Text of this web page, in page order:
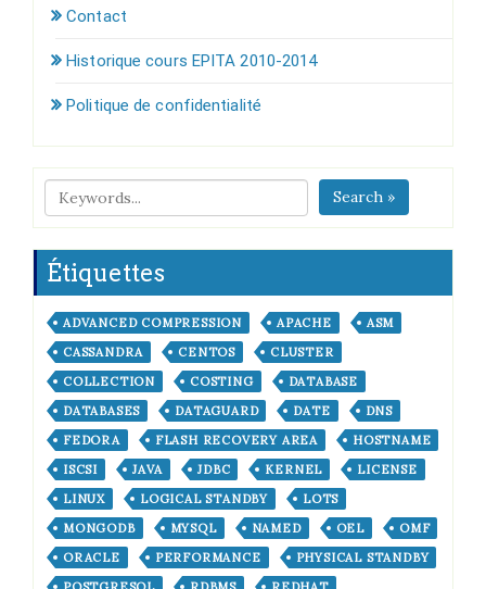
Contact
Historique cours EPITA 2010-2014
Politique de confidentialité
Search »
Étiquettes
ADVANCED COMPRESSION APACHE
ASM
CASSANDRA
CENTOS
CLUSTER
COLLECTION
COSTING
DATABASE
DATABASES
DATAGUARD DATE
DNS
FEDORA
FLASH RECOVERY AREA
HOSTNAME
ISCSI
JAVA JDBC KERNEL
LICENSE
LINUX
LOGICAL STANDBY
LOTS
MONGODB
MYSQL NAMED OEL
OMF
ORACLE
PERFORMANCE
PHYSICAL STANDBY